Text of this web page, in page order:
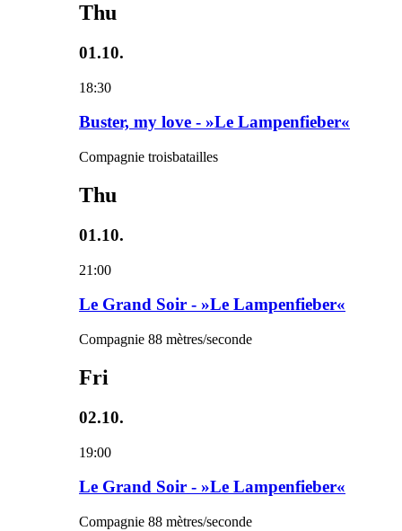
Thu
01.10.
18:30
Buster, my love - »Le Lampenfieber«
Compagnie troisbatailles
Thu
01.10.
21:00
Le Grand Soir - »Le Lampenfieber«
Compagnie 88 mètres/seconde
Fri
02.10.
19:00
Le Grand Soir - »Le Lampenfieber«
Compagnie 88 mètres/seconde